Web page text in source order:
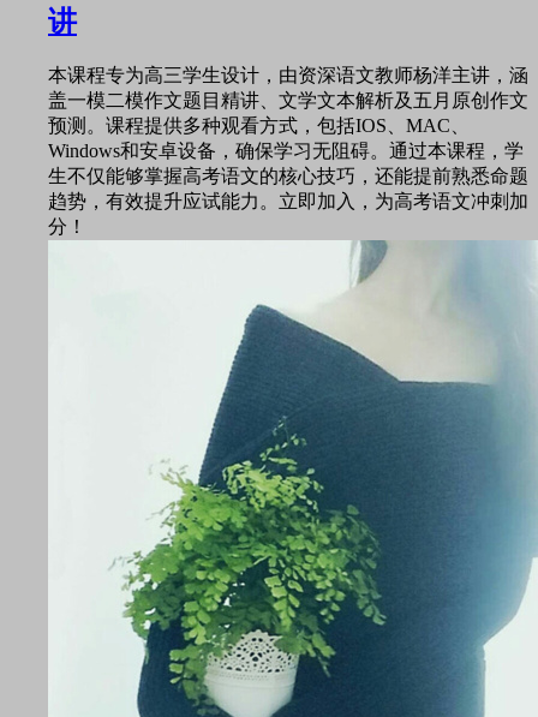
讲
本课程专为高三学生设计，由资深语文教师杨洋主讲，涵
盖一模二模作文题目精讲、文学文本解析及五月原创作文
预测。课程提供多种观看方式，包括IOS、MAC、
Windows和安卓设备，确保学习无阻碍。通过本课程，学
生不仅能够掌握高考语文的核心技巧，还能提前熟悉命题
趋势，有效提升应试能力。立即加入，为高考语文冲刺加
分！